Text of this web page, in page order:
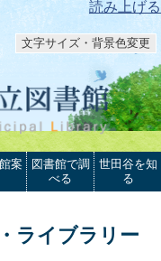
読み上げる
文字サイズ・背景色変更
案
図書館で調
べる
世田谷を知
る
ライブラリー